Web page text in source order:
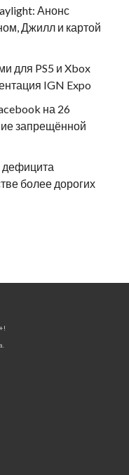
Анонс
Джилл и картой
для PS5 и Xbox
IGN Expo
на 26
запрещённой
дефицита
более дорогих